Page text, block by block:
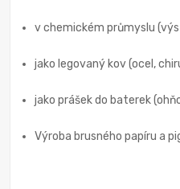
v chemickém průmyslu
jako legovaný kov (ocel,
jako prášek do baterek
Výroba brusného papíru a